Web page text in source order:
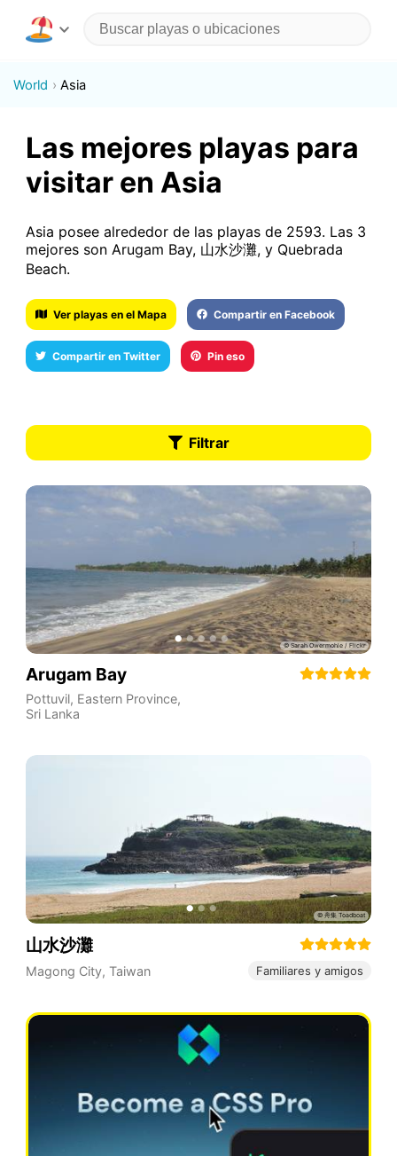
World Asia
Las mejores playas para
visitar en Asia
Asia posee alrededor de las playas de 2593. Las 3
mejores son Arugam Bay, 山水沙灘, y Quebrada
Beach.
Ver playas en el Mapa Compartir en Facebook
Compartir en Twitter Pin eso
Filtrar
Arugam Bay
Pottuvil, Eastern Province,
Sri Lanka
山水沙灘
Magong City, Taiwan Familiares y amigos